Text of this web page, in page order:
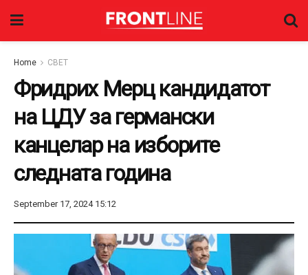
Home СВЕТ
Фридрих Мерц кандидатот
на ЦДУ за германски
канцелар на изборите
следната година
September 17, 2024 15:12